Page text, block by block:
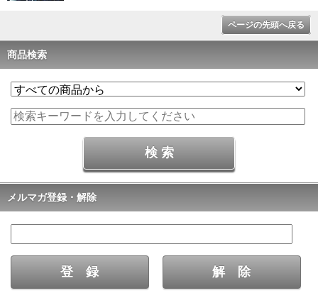
ページの先頭へ戻る
商品検索
メルマガ登録・解除